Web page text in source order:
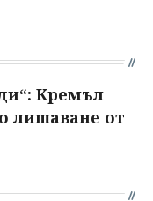
Кремъл
лишаване от